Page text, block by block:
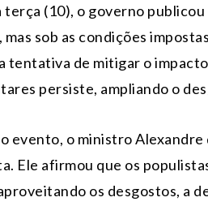
terça (10), o governo
mas sob as condições
tentativa de mitigar o
persiste, ampliando o
evento, o ministro
Ele afirmou que os
os desgostos, a